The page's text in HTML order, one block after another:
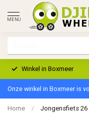
MENU
Winkel in Boxmeer
Onze winkel in Boxmeer is
Home / Jongensfiets 26